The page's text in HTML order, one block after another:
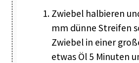
Zwiebel halbieren
mm dünne Streifen
Zwiebel in einer
etwas Öl 5 Minuten